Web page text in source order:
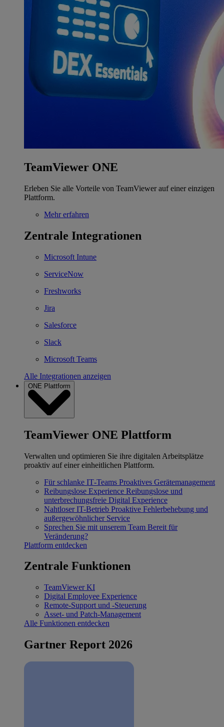
TeamViewer ONE
Erleben Sie alle Vorteile von TeamViewer auf einer einzigen
Plattform.
Mehr erfahren
Zentrale Integrationen
Microsoft Intune
ServiceNow
Freshworks
Jira
Salesforce
Slack
Microsoft Teams
Alle Integrationen anzeigen
ONE Plattform
TeamViewer ONE Plattform
Verwalten und optimieren Sie ihre digitalen Arbeitsplätze
proaktiv auf einer einheitlichen Plattform.
Für schlanke IT‐Teams Proaktives Gerätemanagement
Reibungslose Experience Reibungslose und
unterbrechungsfreie Digital Experience
Nahtloser IT-Betrieb Proaktive Fehlerbehebung und
außergewöhnlicher Service
Sprechen Sie mit unserem Team Bereit für
Veränderung?
Plattform entdecken
Zentrale Funktionen
TeamViewer KI
Digital Employee Experience
Remote-Support und -Steuerung
Asset- und Patch-Management
Alle Funktionen entdecken
Gartner Report 2026